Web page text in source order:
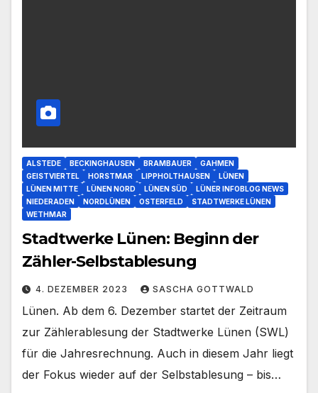
ALSTEDE BECKINGHAUSEN BRAMBAUER
GAHMEN
GEISTVIERTEL
HORSTMAR LIPPHOLTHAUSEN
LÜNEN
LÜNEN MITTE
LÜNEN NORD LÜNEN SÜD
LÜNER INFOBLOG NEWS
NIEDERADEN
NORDLÜNEN OSTERFELD
STADTWERKE LÜNEN
WETHMAR
Stadtwerke Lünen: Beginn der
Zähler-Selbstablesung
4. DEZEMBER 2023 SASCHA GOTTWALD
Lünen. Ab dem 6. Dezember startet der Zeitraum
zur Zählerablesung der Stadtwerke Lünen (SWL)
für die Jahresrechnung. Auch in diesem Jahr liegt
der Fokus wieder auf der Selbstablesung – bis…